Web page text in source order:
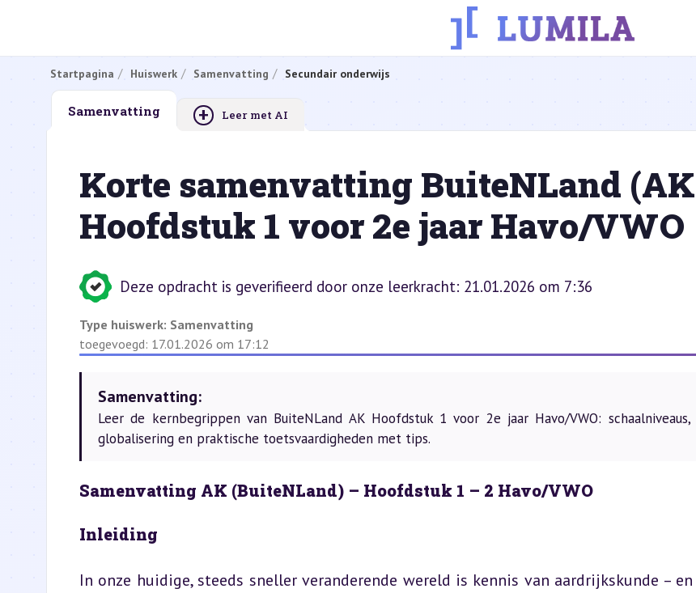
Startpagina Huiswerk Samenvatting Secundair onderwijs
Samenvatting + Leer met AI
Korte samenvatting BuiteNLand
Hoofdstuk 1 voor 2e jaar Havo/VWO
Deze opdracht is geverifieerd door onze leerkracht: 21.01.2026 om 7:36
Type huiswerk: Samenvatting
toegevoegd: 17.01.2026 om 17:12
Samenvatting:
Leer de kernbegrippen van BuiteNLand AK Hoofdstuk 1 voor 2e jaar Havo/VWO: schaalniveaus,
globalisering en praktische toetsvaardigheden met tips.
Samenvatting AK (BuiteNLand) – Hoofdstuk 1 – 2 Havo/VWO
Inleiding
In onze huidige, steeds sneller veranderende wereld is kennis van aardrijkskunde –